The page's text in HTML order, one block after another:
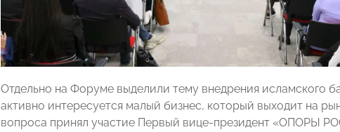
Отдельно на Форуме выделили тему внедрения исламского
активно интересуется малый бизнес, который выходит на
вопроса принял участие Первый вице-президент «ОПОРЫ